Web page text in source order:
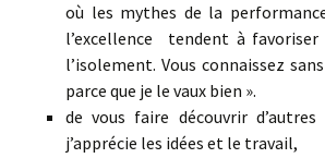
où les mythes de la
l’excellence tendent à favoriser
l’isolement. Vous connaissez
parce que je le vaux bien ».
de vous faire découvrir
j’apprécie les idées et le travail,